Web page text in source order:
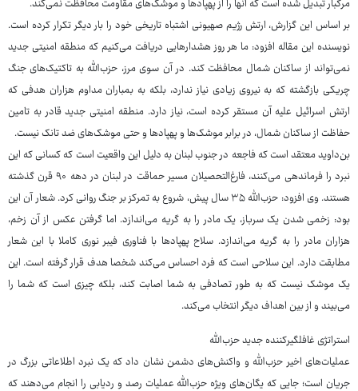
مرگبار تبدیل شده است که آنها را از پهپادها و موشک‌های مقاومت محافظت نمی‌کند.
بر اساس این گزارش، ارتش رژیم صهیونی اشتباه تاریخی خود را بار دیگر تکرار کرده است.
نویسنده این مقاله افزود: ما هر روز هشدارهایی دریافت می‌کنیم که منطقه امنیتی جدید
نمی‌تواند از ساکنان شمال محافظت کند. در آن سوی مرز، حزب‌الله به تاکتیک‌های جنگ
چریکی بازگشته که به نیروی زیادی نیاز ندارد، بلکه به بمباران مداوم هزاران هدفی که
ارتش اسرائیل علیه آن مستقر کرده است، نیاز دارد. منطقه امنیتی جدید قادر به تامین
حفاظت از ساکنان شمال، در برابر موشک‌ها و پهپادها و حتی موشک‌های ضد تانک نیست.
بن‌داوید معتقد است که فاجعه در جنوب لبنان به دلیل این واقعیت است که کسانی که این
نبرد را فرماندهی می‌کنند، فارغ‌التحصیلان مسیر حماقت در لبنان در دهه ۹۰ قرن گذشته
هستند. وی افزود: حزب‌الله ۳۵ سال پیش، شروع به تمرکز بر جنگ روانی کرد. شعار آن این
بود: زخمی شدن یک سرباز، یک مادر را به گریه می‌اندازد. اما گرفتن عکس از آن زخم،
هزاران مادر را به گریه می‌اندازد. سلاح پهپادها با فناوری فیبر نوری کاملا با این شعار
مطابقت دارد. این سلاحی است که فرد احساس می‌کند شخصا هدف قرار گرفته است. این
یک موشک نیست که به طور تصادفی به شما اصابت کند، بلکه چیزی است که شما را
می‌بیند و از بین اهداف دیگر انتخاب می‌کند.
استراتژی غافلگیرکننده جدید حزب‌الله
عملیات‌های اخیر حزب‌الله و واکنش‌های دشمن نشان داد که یک نبرد اطلاعاتی بزرگ در
جریان است؛ جایی که یگان‌های ویژه حزب‌الله عملیات رصد و ردیابی را انجام می‌دهند که